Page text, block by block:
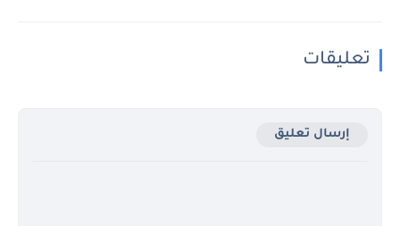
تعليقات
إرسال تعليق